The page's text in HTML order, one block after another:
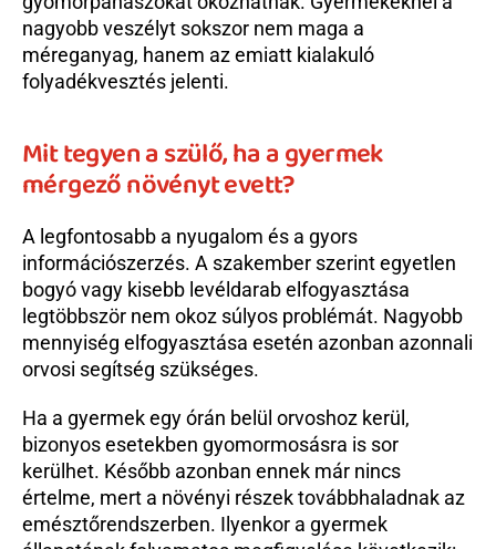
nagyobb veszélyt sokszor nem maga a
méreganyag, hanem az emiatt kialakuló
folyadékvesztés jelenti.
Mit tegyen a szülő, ha a gyermek
mérgező növényt evett?
A legfontosabb a nyugalom és a gyors
információszerzés. A szakember szerint egyetlen
bogyó vagy kisebb levéldarab elfogyasztása
legtöbbször nem okoz súlyos problémát. Nagyobb
mennyiség elfogyasztása esetén azonban azonnali
orvosi segítség szükséges.
Ha a gyermek egy órán belül orvoshoz kerül,
bizonyos esetekben gyomormosásra is sor
kerülhet. Később azonban ennek már nincs
értelme, mert a növényi részek továbbhaladnak az
emésztőrendszerben. Ilyenkor a gyermek